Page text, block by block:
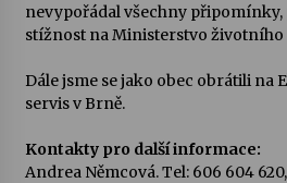
nevypořádal všechny
stížnost na Ministerstvo
Dále jsme se jako obec obrátili na
servis v Brně.
Kontakty pro další informace:
Andrea Němcová. Tel: 606 604